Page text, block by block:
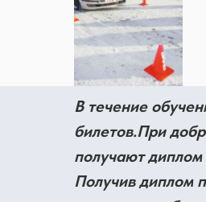
В течение
билетов.При
получают диплом
Получив диплом